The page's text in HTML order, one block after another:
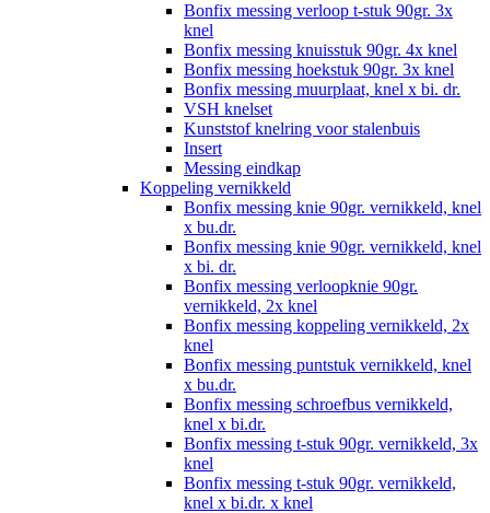
Bonfix messing verloop t-stuk 90gr. 3x
knel
Bonfix messing knuisstuk 90gr. 4x knel
Bonfix messing hoekstuk 90gr. 3x knel
Bonfix messing muurplaat, knel x bi. dr.
VSH knelset
Kunststof knelring voor stalenbuis
Insert
Messing eindkap
Koppeling vernikkeld
Bonfix messing knie 90gr. vernikkeld, knel
x bu.dr.
Bonfix messing knie 90gr. vernikkeld, knel
x bi. dr.
Bonfix messing verloopknie 90gr.
vernikkeld, 2x knel
Bonfix messing koppeling vernikkeld, 2x
knel
Bonfix messing puntstuk vernikkeld, knel
x bu.dr.
Bonfix messing schroefbus vernikkeld,
knel x bi.dr.
Bonfix messing t-stuk 90gr. vernikkeld, 3x
knel
Bonfix messing t-stuk 90gr. vernikkeld,
knel x bi.dr. x knel